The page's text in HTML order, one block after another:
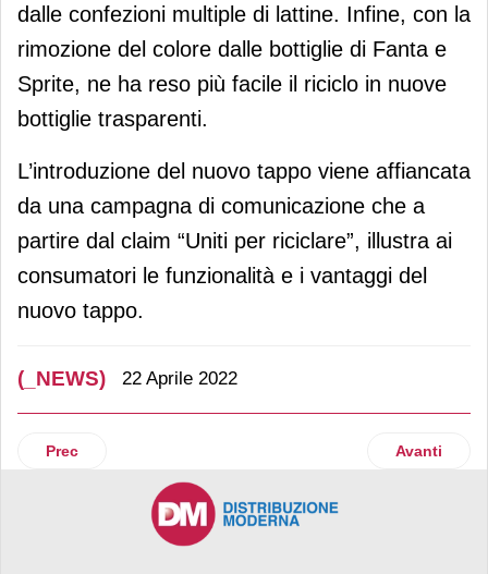
dalle confezioni multiple di lattine. Infine, con la
rimozione del colore dalle bottiglie di Fanta e
Sprite, ne ha reso più facile il riciclo in nuove
bottiglie trasparenti.
L’introduzione del nuovo tappo viene affiancata
da una campagna di comunicazione che a
partire dal claim “Uniti per riciclare”, illustra ai
consumatori le funzionalità e i vantaggi del
nuovo tappo.
(_NEWS) 22 Aprile 2022
Articolo precedente: Felicetti di nuovo protagonista a
Prec Articolo
Avanti